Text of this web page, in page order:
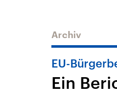
Landtagswahl Sachsen-
Archiv
EU-
Ein